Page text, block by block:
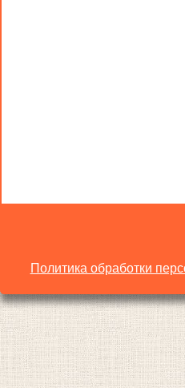
Политика обработки